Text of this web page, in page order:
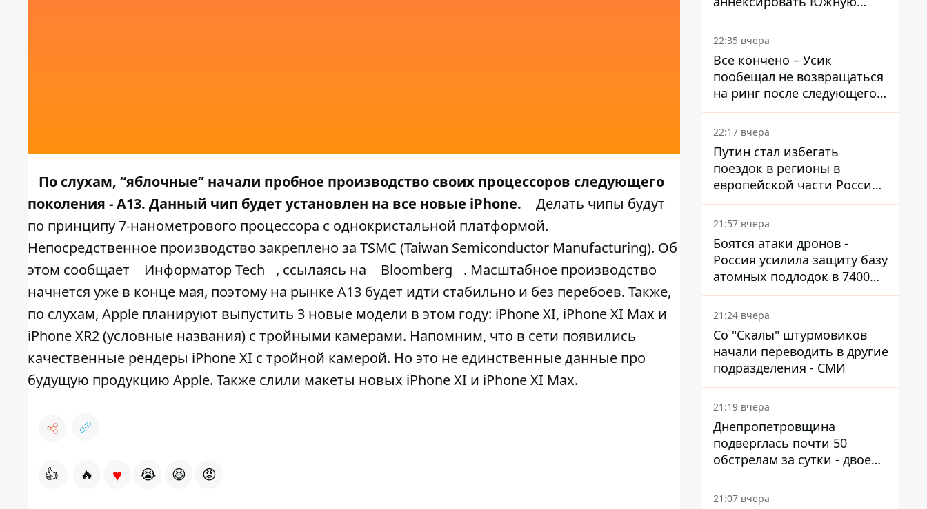
По слухам, “яблочные” начали пробное производство своих процессоров следующего
поколения - A13. Данный чип будет установлен на все новые iPhone.
Делать чипы будут
по принципу 7-нанометрового процессора с однокристальной платформой.
Непосредственное производство закреплено за TSMC (Taiwan Semiconductor Manufacturing). Об
этом сообщает
Информатор Tech , ссылаясь на Bloomberg
. Масштабное производство
начнется уже в конце мая, поэтому на рынке A13 будет идти стабильно и без перебоев. Также,
по слухам, Apple планируют выпустить 3 новые модели в этом году: iPhone XI, iPhone XI Max и
iPhone XR2 (условные названия) с тройными камерами. Напомним, что в сети появились
качественные рендеры iPhone XI с тройной камерой. Но это не единственные данные про
будущую продукцию Apple. Также слили макеты новых iPhone XI и iPhone XI Max.
👍 🔥 ♥ 😭 😆 😡
Осетию – страны НАТО
обеспокоены
22:35 вчера
Все кончено – Усик
пообещал не возвращаться
на ринг после следующего
боя
22:17 вчера
Путин стал избегать
поездок в регионы в
европейской части России,
куда регулярно долетают
дроны
21:57 вчера
Боятся атаки дронов -
Россия усилила защиту базу
атомных подлодок в 7400
км от Украины
21:24 вчера
Со "Скалы" штурмовиков
начали переводить в другие
подразделения - СМИ
21:19 вчера
Днепропетровщина
подверглась почти 50
обстрелам за сутки - двое
погибших, шесть
пострадавших
21:07 вчера